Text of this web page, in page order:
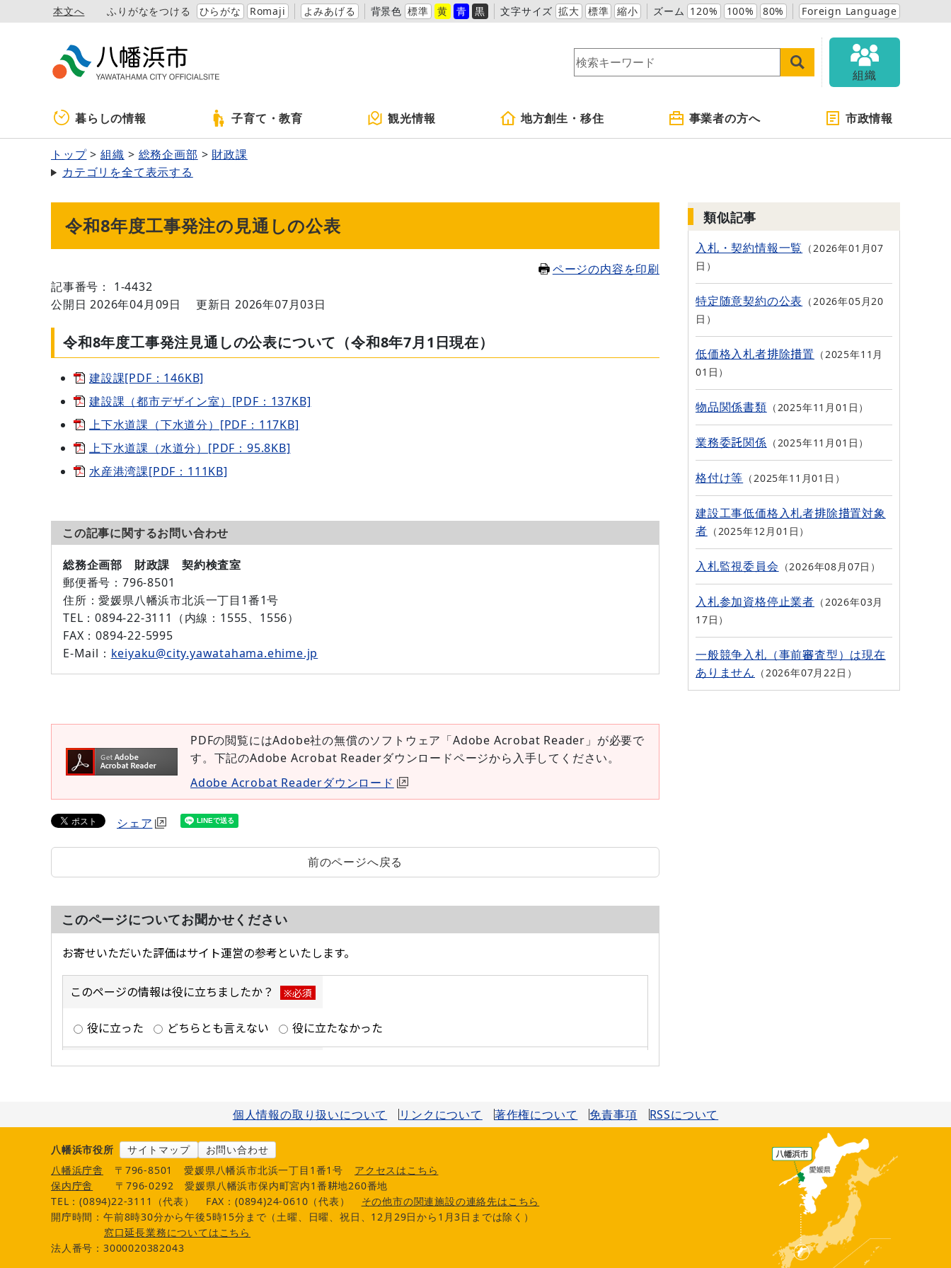
本文へ ふりがなをつける ひらがな Romaji よみあげる 背景色 標準 黄 青 黒 文字サイズ 拡大 標準 縮小 ズーム 120% 100% 80% Foreign Language
組織
暮らしの情報 子育て・教育 観光情報 地方創生・移住 事業者の方へ 市政情報
トップ 組織 総務企画部
財政課
カテゴリを全て表示する
令和8年度工事発注の見通しの公表
ページの内容を印刷
記事番号： 1-4432
公開日 2026年04月09日
更新日 2026年07月03日
令和8年度工事発注見通しの公表について（令和8年7月1日現在）
建設課[PDF：146KB]
建設課（都市デザイン室）[PDF：137KB]
上下水道課（下水道分）[PDF：117KB]
上下水道課（水道分）[PDF：95.8KB]
水産港湾課[PDF：111KB]
この記事に関するお問い合わせ
総務企画部 財政課 契約検査室
郵便番号 ：796-8501
住所 ：愛媛県八幡浜市北浜一丁目1番1号
TEL ：0894-22-3111（内線：1555、1556）
FAX ：0894-22-5995
E-Mail ： keiyaku@city.yawatahama.ehime.jp
PDFの閲覧にはAdobe社の無償のソフトウェア「Adobe Acrobat Reader」が必要で
す。下記のAdobe Acrobat Readerダウンロードページから入手してください。
Adobe Acrobat Readerダウンロード
シェア
前のページへ戻る
このページについてお聞かせください
類似記事
入札・契約情報一覧
2026年01月07
日
特定随意契約の公表
2026年05月20
日
低価格入札者排除措置
2025年11月
01日
物品関係書類 2025年11月01日
業務委託関係 2025年11月01日
格付け等 2025年11月01日
建設工事低価格入札者排除措置対象
者
2025年12月01日
入札監視委員会 2026年08月07日
入札参加資格停止業者
2026年03月
17日
一般競争入札（事前審査型）は現在
ありません
2026年07月22日
個人情報の取り扱いについて リンクについて 著作権について 免責事項 RSSについて
八幡浜市役所 サイトマップ
お問い合わせ
八幡浜庁舎
〒796-8501 愛媛県八幡浜市北浜一丁目1番1号
アクセスはこちら
保内庁舎
〒796-0292
愛媛県八幡浜市保内町宮内1番耕地260番地
TEL：(0894)22-3111（代表）
FAX：(0894)24-0610（代表）
その他市の関連施設の連絡先はこちら
開庁時間：午前8時30分から午後5時15分まで（土曜、日曜、祝日、12月29日から1月3日までは除く）
窓口延長業務についてはこちら
法人番号：3000020382043